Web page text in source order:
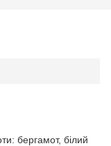
бергамот, білий